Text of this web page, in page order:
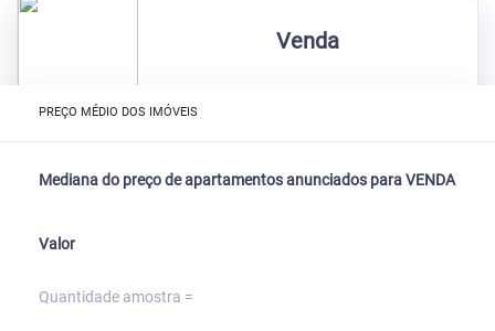
Venda
PREÇO MÉDIO DOS IMÓVEIS
Mediana do preço de apartamentos anunciados para VENDA
Valor
Quantidade amostra =